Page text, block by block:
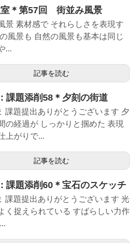
＊第57回 街並み風景
景 素材感で それらしさを表現す
風景も 自然の風景も基本は同じ
...
記事を読む
課題添削58＊夕刻の街道
課題提出ありがとうございます 夕
の経過が しっかりと掴めた 表現
上がりで...
記事を読む
課題添削60＊宝石のスケッチ
課題提出ありがとうございます 光
く捉えられている すばらしい力作